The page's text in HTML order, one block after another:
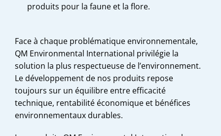
produits pour la faune et la flore.
Face à chaque problématique environnementale,
QM Environmental International privilégie la
solution la plus respectueuse de l’environnement.
Le développement de nos produits repose
toujours sur un équilibre entre efficacité
technique, rentabilité économique et bénéfices
environnementaux durables.